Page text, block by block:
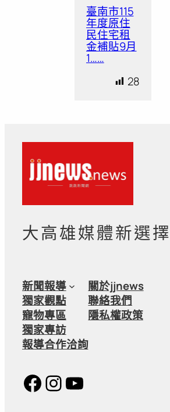
臺南市115
年度原住
民住宅租
金補貼9月
1……
28
大高雄媒體新選擇
新聞報導
獨家觀點
寵物專區
獨家專訪
報導合作洽詢
關於jjnews
聯絡我們
隱私權政策
Facebook
Instagram
YouTube